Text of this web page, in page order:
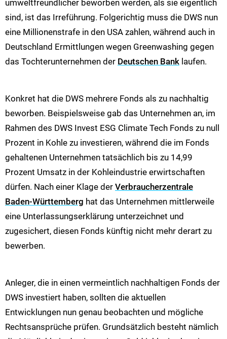
umweltfreundlicher beworben werden, als sie eigentlich
sind, ist das Irreführung. Folgerichtig muss die DWS nun
eine Millionenstrafe in den USA zahlen, während auch in
Deutschland Ermittlungen wegen Greenwashing gegen
das Tochterunternehmen der Deutschen Bank laufen.
Konkret hat die DWS mehrere Fonds als zu nachhaltig
beworben. Beispielsweise gab das Unternehmen an, im
Rahmen des DWS Invest ESG Climate Tech Fonds zu null
Prozent in Kohle zu investieren, während die im Fonds
gehaltenen Unternehmen tatsächlich bis zu 14,99
Prozent Umsatz in der Kohleindustrie erwirtschaften
dürfen. Nach einer Klage der Verbraucherzentrale
Baden-Württemberg hat das Unternehmen mittlerweile
eine Unterlassungserklärung unterzeichnet und
zugesichert, diesen Fonds künftig nicht mehr derart zu
bewerben.
Anleger, die in einen vermeintlich nachhaltigen Fonds der
DWS investiert haben, sollten die aktuellen
Entwicklungen nun genau beobachten und mögliche
Rechtsansprüche prüfen. Grundsätzlich besteht nämlich